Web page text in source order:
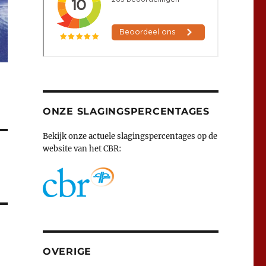
ONZE SLAGINGSPERCENTAGES
Bekijk onze actuele slagingspercentages op de
website van het CBR:
OVERIGE